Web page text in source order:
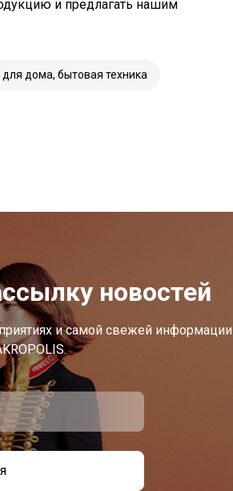
и предлагать нашим
дома, бытовая техника
новостей
и самой свежей информации